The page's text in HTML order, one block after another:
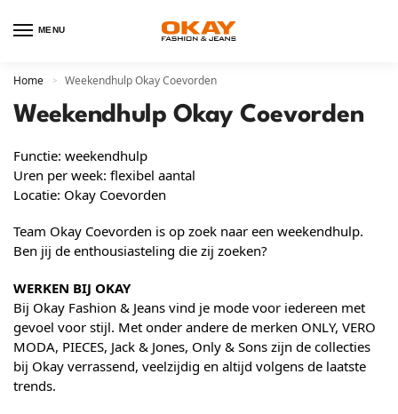
MENU
Home > Weekendhulp Okay Coevorden
Weekendhulp Okay Coevorden
Functie: weekendhulp
Uren per week: flexibel aantal
Locatie: Okay Coevorden
Team Okay Coevorden is op zoek naar een weekendhulp.
Ben jij de enthousiasteling die zij zoeken?
WERKEN BIJ OKAY
Bij Okay Fashion & Jeans vind je mode voor iedereen met
gevoel voor stijl. Met onder andere de merken ONLY, VERO
MODA, PIECES, Jack & Jones, Only & Sons zijn de collecties
bij Okay verrassend, veelzijdig en altijd volgens de laatste
trends.